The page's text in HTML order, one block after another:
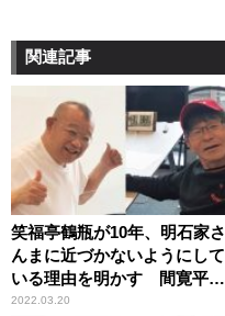
関連記事
笑福亭鶴瓶が10年、明石家さ
んまに近づかないようにして
いる理由を明かす 間寛平も
理解
2022.03.20